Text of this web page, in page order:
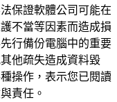
保證軟體公司可能在
不當等因素而造成損
行備份電腦中的重要
他疏失造成資料毀
操作，表示您已閱讀
責任。